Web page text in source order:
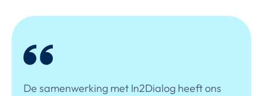
De samenwerking met In2Dialog heeft ons